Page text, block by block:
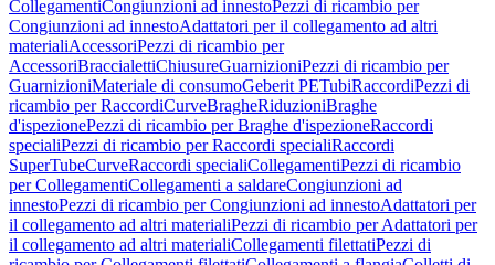
CollegamentiCongiunzioni ad innestoPezzi di ricambio per
Congiunzioni ad innestoAdattatori per il collegamento ad altri
materialiAccessoriPezzi di ricambio per
AccessoriBraccialettiChiusureGuarnizioniPezzi di ricambio per
GuarnizioniMateriale di consumoGeberit PETubiRaccordiPezzi di
ricambio per RaccordiCurveBragheRiduzioniBraghe
d'ispezionePezzi di ricambio per Braghe d'ispezioneRaccordi
specialiPezzi di ricambio per Raccordi specialiRaccordi
SuperTubeCurveRaccordi specialiCollegamentiPezzi di ricambio
per CollegamentiCollegamenti a saldareCongiunzioni ad
innestoPezzi di ricambio per Congiunzioni ad innestoAdattatori per
il collegamento ad altri materialiPezzi di ricambio per Adattatori per
il collegamento ad altri materialiCollegamenti filettatiPezzi di